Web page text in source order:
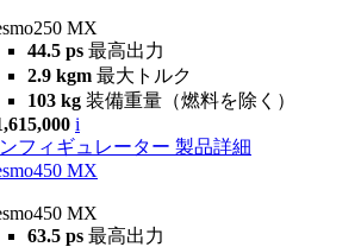
MX
44.5 ps 最高出力
2.9 kgm 最大トルク
103 kg 装備重量（燃料を除く）
i
フィギュレーター 製品詳細
MX
MX
63.5 ps 最高出力